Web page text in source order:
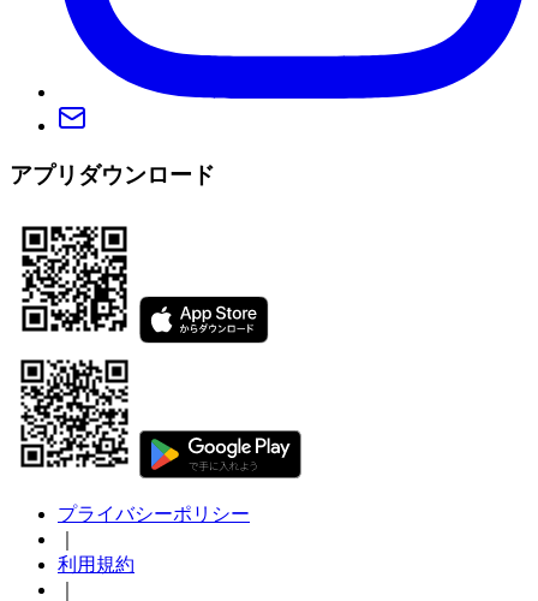
アプリダウンロード
プライバシーポリシー
利用規約